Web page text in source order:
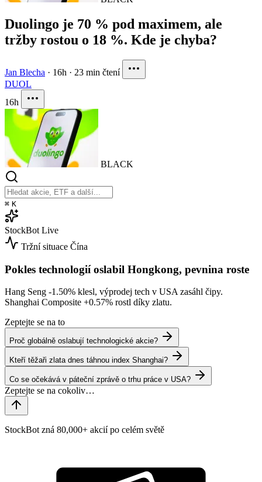
Duolingo je 70 % pod maximem, ale
tržby rostou o 18 %. Kde je chyba?
Jan Blecha · 16h · 23 min čtení
DUOL
16h
BLACK
⌘ K
StockBot Live
Tržní situace Čína
Pokles technologií oslabil Hongkong, pevnina roste
Hang Seng -1.50% klesl, výprodej tech v USA zasáhl čipy.
Shanghai Composite +0.57% rostl díky zlatu.
Zeptejte se na to
Proč globálně oslabují technologické akcie?
Kteří těžaři zlata dnes táhnou index Shanghai?
Co se očekává v páteční zprávě o trhu práce v USA?
StockBot zná 80,000+ akcií po celém světě